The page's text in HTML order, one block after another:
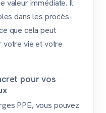
valeur immédiate. Il
dans les procès-
que cela peut
votre vie et votre
pour vos
PPE, vous pouvez